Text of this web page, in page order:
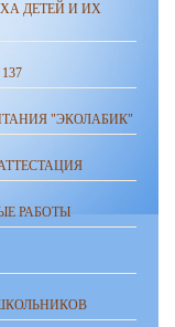
ДЕТЕЙ И ИХ
"ЭКОЛАБИК"
РАБОТЫ